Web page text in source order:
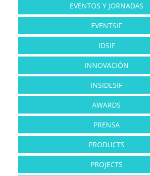
EVENTOS Y JORNADAS
EVENTSIF
IDSIF
INNOVACIÓN
INSIDESIF
AWARDS
PRENSA
PRODUCTS
PROJECTS